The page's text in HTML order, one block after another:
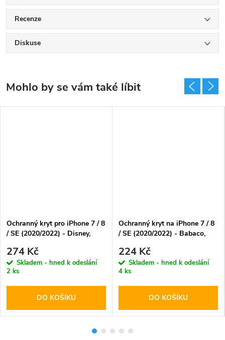
Recenze
Diskuse
Ochranný kryt pro iPhone 7 / 8
/ SE (2020/2022) - Disney,
274 Kč
Skladem - hned k odeslání
2 ks
DO KOŠÍKU
Ochranný kryt na iPhone 7 / 8
/ SE (2020/2022) - Babaco,
224 Kč
Skladem - hned k odeslání
4 ks
DO KOŠÍKU